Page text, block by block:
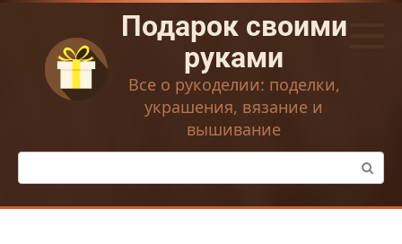
Перейти
контенту
Подарок своими
руками
Все о рукоделии: поделки,
украшения, вязание и
вышивание
Поиск: